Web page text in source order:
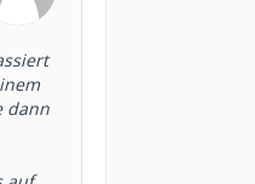
dann